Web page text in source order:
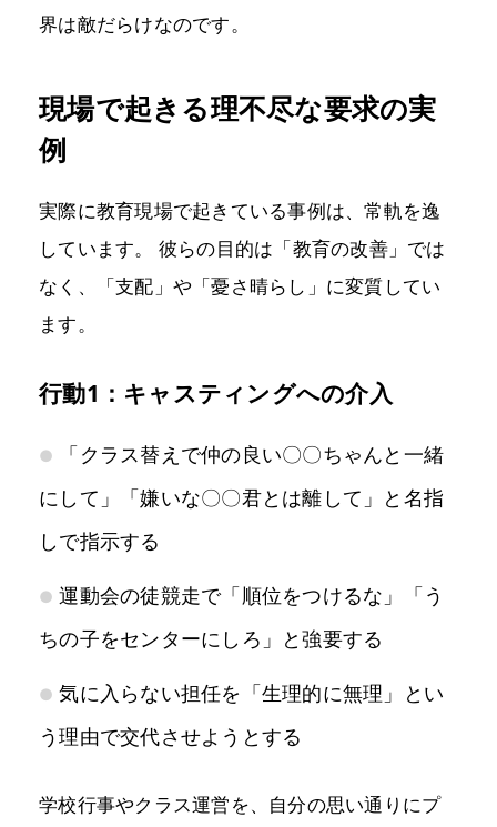
界は敵だらけなのです。
現場で起きる理不尽な要求の実
例
実際に教育現場で起きている事例は、常軌を逸
しています。 彼らの目的は「教育の改善」では
なく、「支配」や「憂さ晴らし」に変質してい
ます。
行動1：キャスティングへの介入
「クラス替えで仲の良い〇〇ちゃんと一緒
にして」「嫌いな〇〇君とは離して」と名指
しで指示する
運動会の徒競走で「順位をつけるな」「う
ちの子をセンターにしろ」と強要する
気に入らない担任を「生理的に無理」とい
う理由で交代させようとする
学校行事やクラス運営を、自分の思い通りにプ